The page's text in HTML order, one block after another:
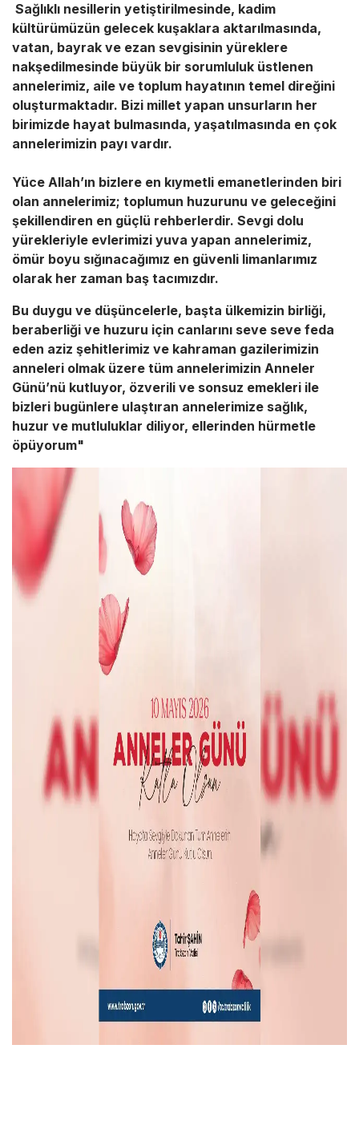
Sağlıklı nesillerin yetiştirilmesinde, kadim
kültürümüzün gelecek kuşaklara aktarılmasında,
vatan, bayrak ve ezan sevgisinin yüreklere
nakşedilmesinde büyük bir sorumluluk üstlenen
annelerimiz, aile ve toplum hayatının temel direğini
oluşturmaktadır. Bizi millet yapan unsurların her
birimizde hayat bulmasında, yaşatılmasında en çok
annelerimizin payı vardır.
Yüce Allah’ın bizlere en kıymetli emanetlerinden biri
olan annelerimiz; toplumun huzurunu ve geleceğini
şekillendiren en güçlü rehberlerdir. Sevgi dolu
yürekleriyle evlerimizi yuva yapan annelerimiz,
ömür boyu sığınacağımız en güvenli limanlarımız
olarak her zaman baş tacımızdır.
Bu duygu ve düşüncelerle, başta ülkemizin birliği,
beraberliği ve huzuru için canlarını seve seve feda
eden aziz şehitlerimiz ve kahraman gazilerimizin
anneleri olmak üzere tüm annelerimizin Anneler
Günü’nü kutluyor, özverili ve sonsuz emekleri ile
bizleri bugünlere ulaştıran annelerimize sağlık,
huzur ve mutluluklar diliyor, ellerinden hürmetle
öpüyorum"